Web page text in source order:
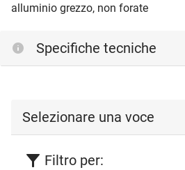
alluminio grezzo, non forate
Specifiche tecniche
Selezionare una voce
Filtro per: